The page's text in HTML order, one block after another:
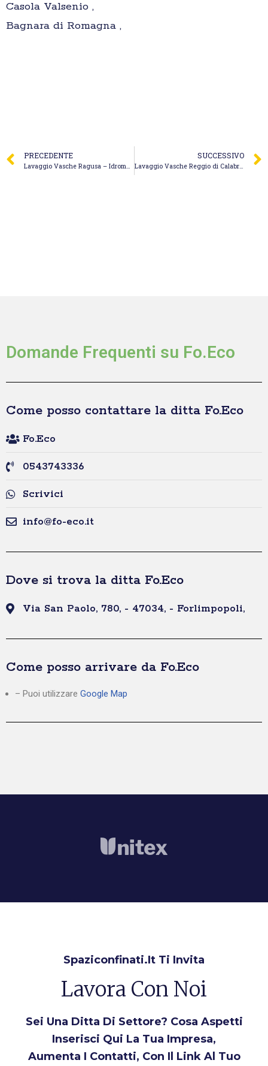
Casola Valsenio ,
Bagnara di Romagna ,
PRECEDENTE
Lavaggio Vasche Ragusa – Idromeccanica Srl
SUCCESSIVO
Lavaggio Vasche Reggio di Calabria – Autospurgo Ardea
Domande Frequenti su Fo.Eco
Come posso contattare la ditta Fo.Eco
Fo.Eco
0543743336
Scrivici
info@fo-eco.it
Dove si trova la ditta Fo.Eco
Via San Paolo, 780, - 47034, - Forlimpopoli,
Come posso arrivare da Fo.Eco
– Puoi utilizzare Google Map
Spaziconfinati.it Ti Invita
Lavora Con Noi
Sei Una Ditta Di Settore? Cosa Aspetti
Inserisci Qui La Tua Impresa,
Aumenta I Contatti, Con Il Link Al Tuo